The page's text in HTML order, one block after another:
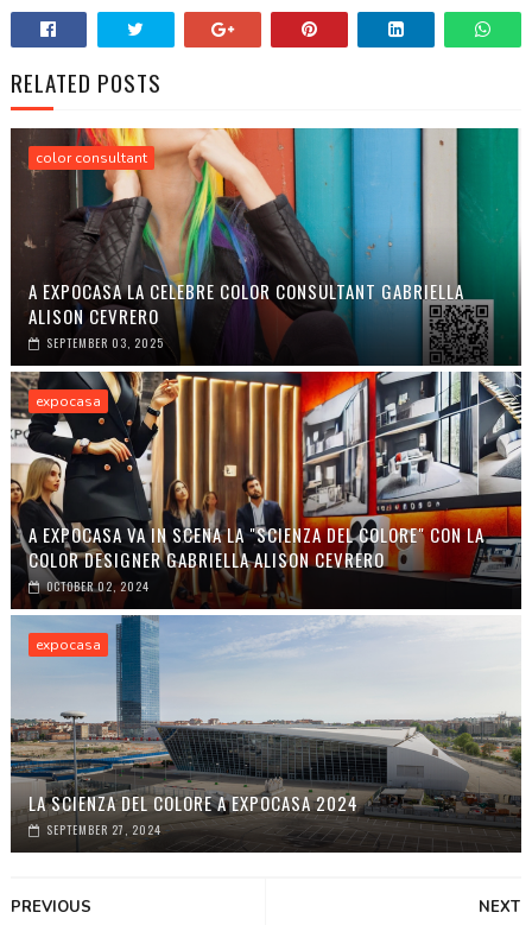
RELATED POSTS
color consultant
A EXPOCASA LA CELEBRE COLOR CONSULTANT GABRIELLA
ALISON CEVRERO
SEPTEMBER 03, 2025
expocasa
A EXPOCASA VA IN SCENA LA "SCIENZA DEL COLORE" CON LA
COLOR DESIGNER GABRIELLA ALISON CEVRERO
OCTOBER 02, 2024
expocasa
LA SCIENZA DEL COLORE A EXPOCASA 2024
SEPTEMBER 27, 2024
NEXT
PREVIOUS